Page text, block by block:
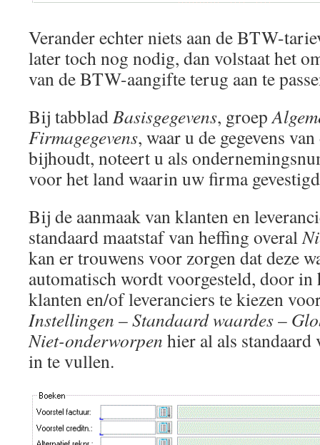
Verander echter niets aan de BTW-
later toch nog nodig, dan volstaat het
van de BTW-aangifte terug aan te
Bij tabbladBasisgegevens, groep
Firmagegevens, waar u de gegevens
bijhoudt, noteert u als
voor het land waarin uw firma
Bij de aanmaak van klanten en
standaard maatstaf van heffing overal
kan er trouwens voor zorgen dat deze
automatisch wordt voorgesteld, door in
klanten en/of leveranciers te kiezen
Instellingen –Standaard waardes–
Niet-onderworpen hier al als
in te vullen.